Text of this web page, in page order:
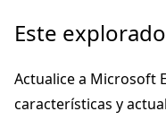
Ir
contenido
principal
Este
Actualice a Microsoft
características y